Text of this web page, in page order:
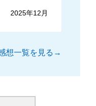
2025年12月
想一覧を見る→